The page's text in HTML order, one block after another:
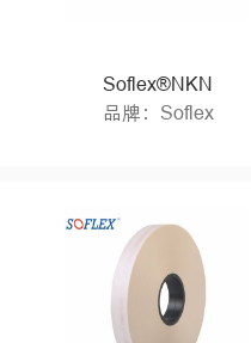
Soflex®NKN
品牌：Soflex